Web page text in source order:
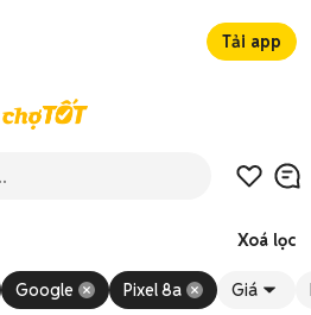
Tải app
Xoá lọc
Google Pixel 8a Giá